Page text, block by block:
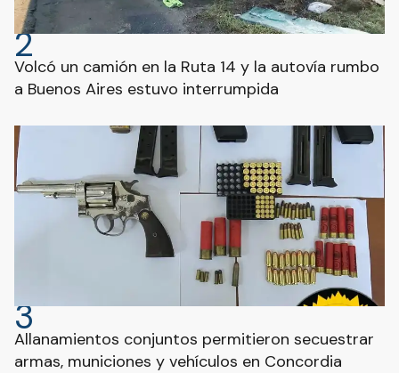
2
Volcó un camión en la Ruta 14 y la autovía rumbo
a Buenos Aires estuvo interrumpida
3
Allanamientos conjuntos permitieron secuestrar
armas, municiones y vehículos en Concordia